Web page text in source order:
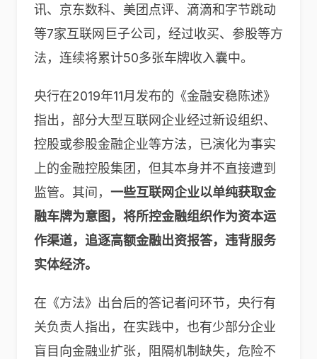
讯、京东数科、美团点评、滴滴和字节跳动
等7家互联网巨子公司，经过收买、参股等方
法，连续将累计50多张车牌收入囊中。
央行在2019年11月发布的《金融安稳陈述》
指出，部分大型互联网企业经过新设组织、
控股或参股金融企业等方法，已演化为事实
上的金融控股集团，但其本身并不直接遭到
监管。其间， 一些互联网企业以单纯获取金
融车牌为意图，将所控金融组织作为资本运
作渠道，追逐高额金融出资报答，违背服务
实体经济。
在《方法》出台后的答记者问环节，央行有
关负责人指出，在实践中，也有少部分企业
盲目向金融业扩张，阻隔机制缺失，危险不